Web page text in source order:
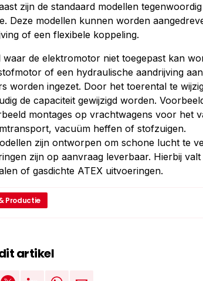
zijn de standaard modellen
Deze modellen kunnen worden
of een flexibele koppeling.
waar de elektromotor niet toegepast kan
of een hydraulische aandrijving
worden ingezet. Door het toerental te
de capaciteit gewijzigd worden.
montages op vrachtwagens voor het
vacuüm heffen of stofzuigen.
zijn ontworpen om schone lucht te
zijn op aanvraag leverbaar. Hierbij
of gasdichte ATEX uitvoeringen.
Productie
artikel